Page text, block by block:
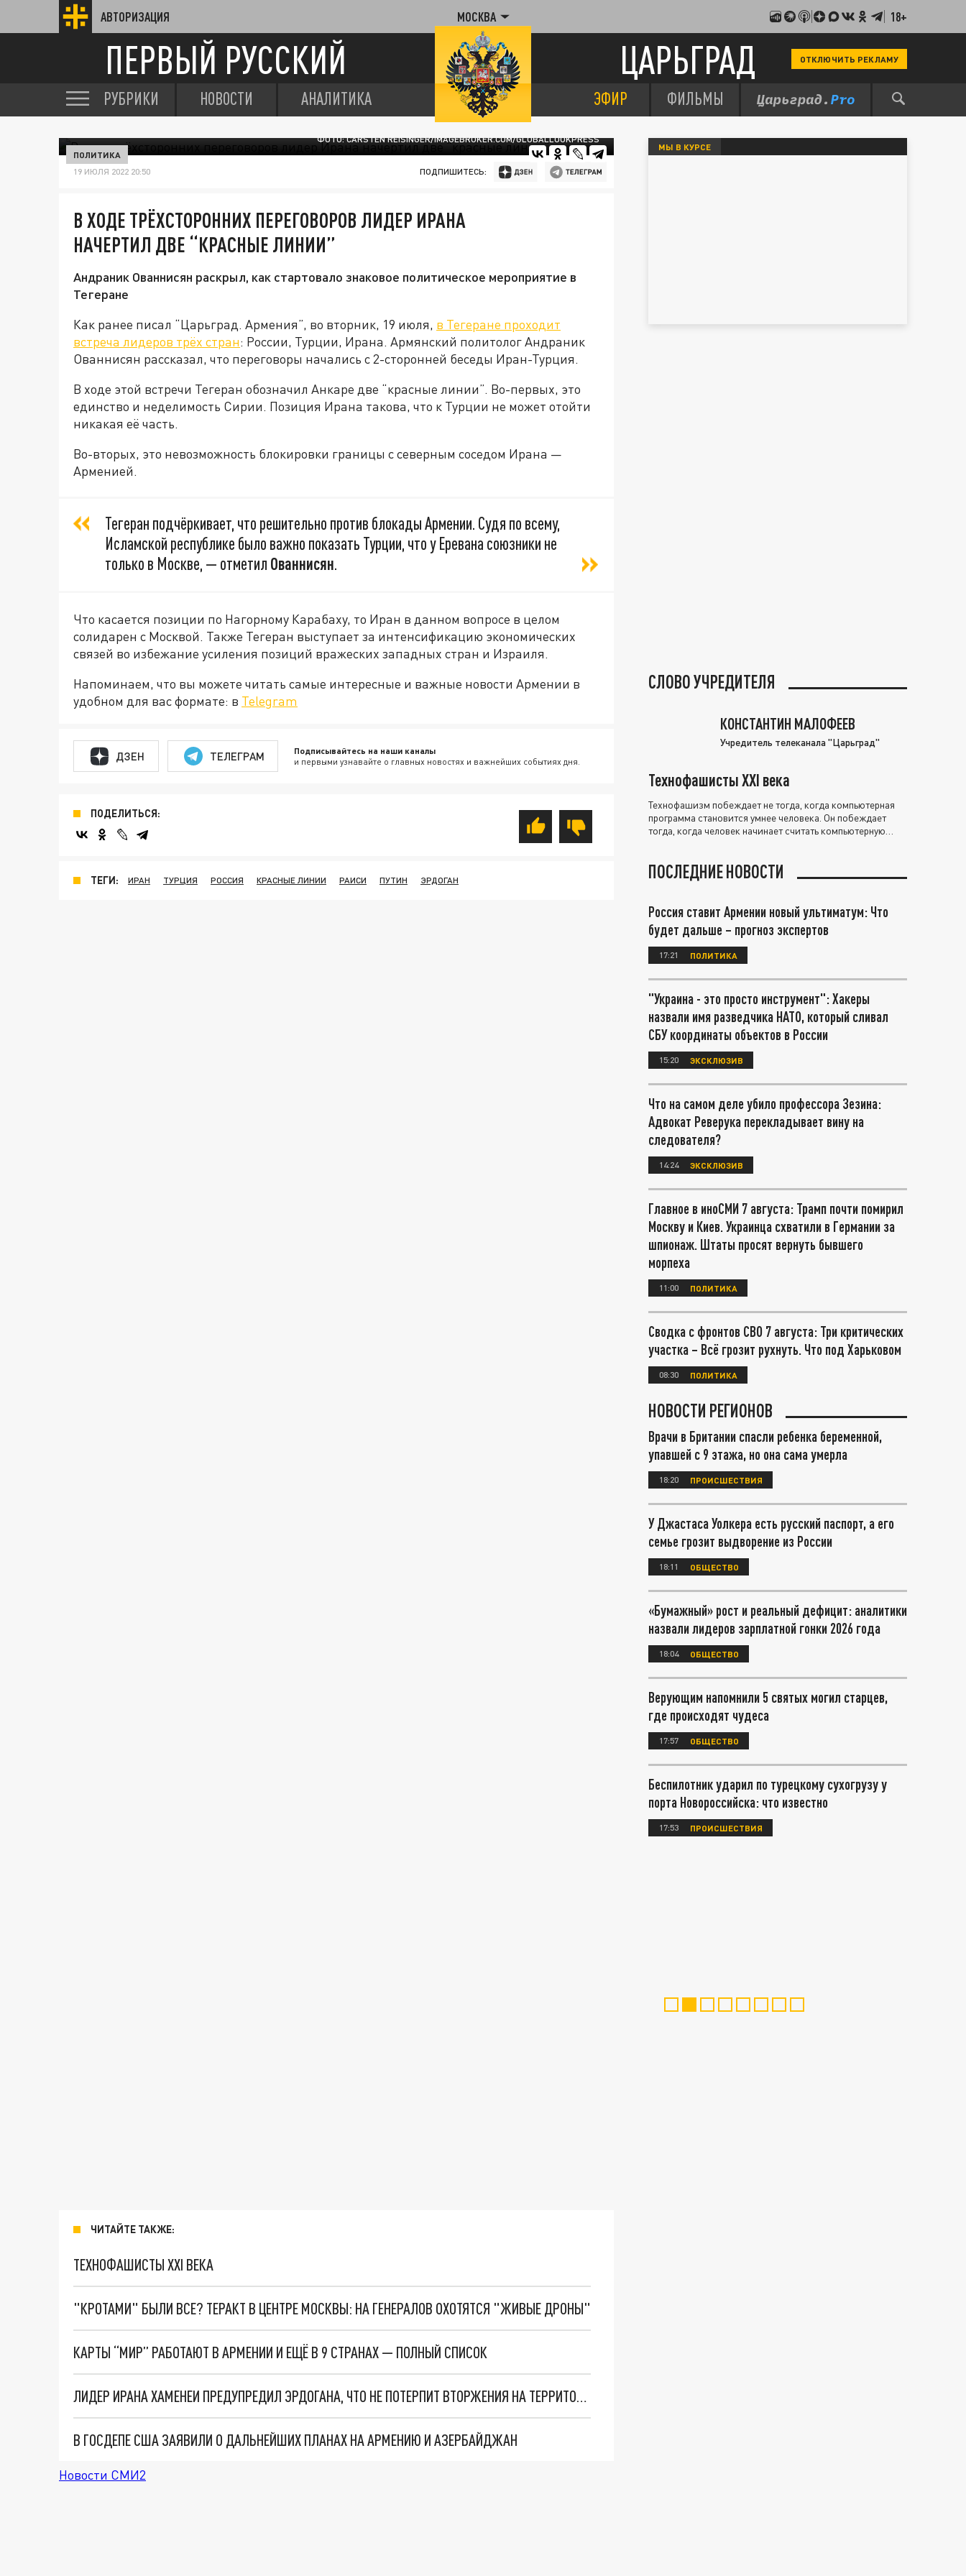
АВТОРИЗАЦИЯ МОСКВА 18+
ПЕРВЫЙ РУССКИЙ ЦАРЬГРАД ОТКЛЮЧИТЬ РЕКЛАМУ
РУБРИКИ НОВОСТИ АНАЛИТИКА ЭФИР ФИЛЬМЫ
ФОТО: CARSTEN REISINGER/IMAGEBROKER.COM/GLOBALLOOKPRESS
ПОЛИТИКА
19 ИЮЛЯ 2022 20:50 ПОДПИШИТЕСЬ:
В ХОДЕ ТРЁХСТОРОННИХ ПЕРЕГОВОРОВ ЛИДЕР ИРАНА
НАЧЕРТИЛ ДВЕ “КРАСНЫЕ ЛИНИИ”
Андраник Ованнисян раскрыл, как стартовало знаковое политическое мероприятие в
Тегеране
Как ранее писал “Царьград. Армения”, во вторник, 19 июля, в Тегеране проходит
встреча лидеров трёх стран: России, Турции, Ирана. Армянский политолог Андраник
Ованнисян рассказал, что переговоры начались с 2-сторонней беседы Иран-Турция.
В ходе этой встречи Тегеран обозначил Анкаре две “красные линии”. Во-первых, это
единство и неделимость Сирии. Позиция Ирана такова, что к Турции не может отойти
никакая её часть.
Во-вторых, это невозможность блокировки границы с северным соседом Ирана —
Арменией.
Тегеран подчёркивает, что решительно против блокады Армении. Судя по всему,
Исламской республике было важно показать Турции, что у Еревана союзники не
только в Москве, — отметил Ованнисян.
Что касается позиции по Нагорному Карабаху, то Иран в данном вопросе в целом
солидарен с Москвой. Также Тегеран выступает за интенсификацию экономических
связей во избежание усиления позиций вражеских западных стран и Израиля.
Напоминаем, что вы можете читать самые интересные и важные новости Армении в
удобном для вас формате: в Telegram
ДЗЕН ТЕЛЕГРАМ Подписывайтесь на наши каналы
и первыми узнавайте о главных новостях и важнейших событиях дня.
ПОДЕЛИТЬСЯ:
ТЕГИ: ИРАН ТУРЦИЯ РОССИЯ КРАСНЫЕ ЛИНИИ РАИСИ ПУТИН ЭРДОГАН
ЧИТАЙТЕ ТАКЖЕ:
ТЕХНОФАШИСТЫ XXI ВЕКА
"КРОТАМИ" БЫЛИ ВСЕ? ТЕРАКТ В ЦЕНТРЕ МОСКВЫ: НА ГЕНЕРАЛОВ ОХОТЯТСЯ "ЖИВЫЕ ДРОНЫ"
КАРТЫ “МИР” РАБОТАЮТ В АРМЕНИИ И ЕЩЁ В 9 СТРАНАХ — ПОЛНЫЙ СПИСОК
ЛИДЕР ИРАНА ХАМЕНЕИ ПРЕДУПРЕДИЛ ЭРДОГАНА, ЧТО НЕ ПОТЕРПИТ ВТОРЖЕНИЯ НА ТЕРРИТОРИЮ АРМЕНИИ
В ГОСДЕПЕ США ЗАЯВИЛИ О ДАЛЬНЕЙШИХ ПЛАНАХ НА АРМЕНИЮ И АЗЕРБАЙДЖАН
Новости СМИ2
МЫ В КУРСЕ
СЛОВО УЧРЕДИТЕЛЯ
КОНСТАНТИН МАЛОФЕЕВ
Учредитель телеканала "Царьград"
Технофашисты XXI века
Технофашизм побеждает не тогда, когда компьютерная
программа становится умнее человека. Он побеждает
тогда, когда человек начинает считать компьютерную
ПОСЛЕДНИЕ НОВОСТИ
Россия ставит Армении новый ультиматум: Что
будет дальше – прогноз экспертов
17:21 ПОЛИТИКА
"Украина - это просто инструмент": Хакеры
назвали имя разведчика НАТО, который сливал
СБУ координаты объектов в России
15:20 ЭКСКЛЮЗИВ
Что на самом деле убило профессора Зезина:
Адвокат Реверука перекладывает вину на
следователя?
14:24 ЭКСКЛЮЗИВ
Главное в иноСМИ 7 августа: Трамп почти помирил
Москву и Киев. Украинца схватили в Германии за
шпионаж. Штаты просят вернуть бывшего
морпеха
11:00 ПОЛИТИКА
Сводка с фронтов СВО 7 августа: Три критических
участка – Всё грозит рухнуть. Что под Харьковом
08:30 ПОЛИТИКА
НОВОСТИ РЕГИОНОВ
Врачи в Британии спасли ребенка беременной,
упавшей с 9 этажа, но она сама умерла
18:20 ПРОИСШЕСТВИЯ
У Джастаса Уолкера есть русский паспорт, а его
семье грозит выдворение из России
18:11 ОБЩЕСТВО
«Бумажный» рост и реальный дефицит: аналитики
назвали лидеров зарплатной гонки 2026 года
18:04 ОБЩЕСТВО
Верующим напомнили 5 святых могил старцев,
где происходят чудеса
17:57 ОБЩЕСТВО
Беспилотник ударил по турецкому сухогрузу у
порта Новороссийска: что известно
17:53 ПРОИСШЕСТВИЯ